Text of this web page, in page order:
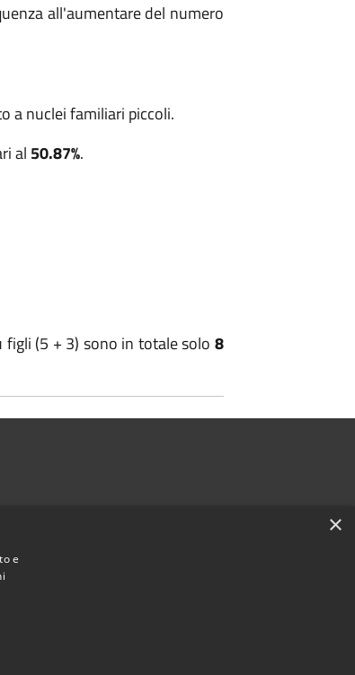
all'aumentare del numero
a nuclei familiari piccoli.
al 50.87%.
figli (5 + 3) sono in totale solo8
×
e